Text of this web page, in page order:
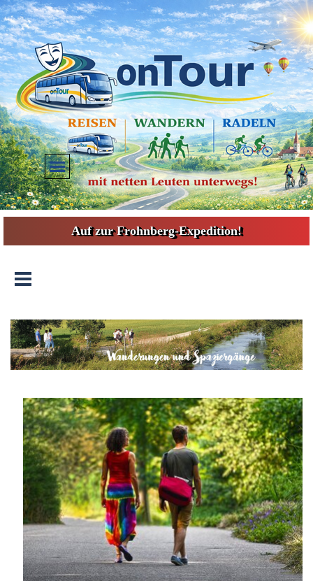
Direkt zum Seiteninhalt
Menü überspringen
Auf zur Frohnberg-Expedition!